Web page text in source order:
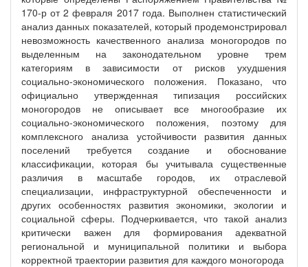
170-р от 2 февраля 2017 года. Выполнен статистический
анализ данных показателей, который продемонстрировал
невозможность качественного анализа моногородов по
выделенным на законодательном уровне трем
категориям в зависимости от рисков ухудшения
социально-экономического положения. Показано, что
официально утвержденная типизация российских
моногородов не описывает все многообразие их
социально-экономического положения, поэтому для
комплексного анализа устойчивости развития данных
поселений требуется создание и обоснование
классификации, которая бы учитывала существенные
различия в масштабе городов, их отраслевой
специализации, инфраструктурной обеспеченности и
других особенностях развития экономики, экологии и
социальной сферы. Подчеркивается, что такой анализ
критически важен для формирования адекватной
региональной и муниципальной политики и выбора
корректной траектории развития для каждого моногорода